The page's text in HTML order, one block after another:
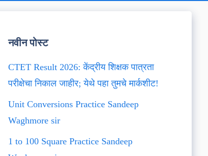
नवीन पोस्ट
CTET Result 2026: केंद्रीय शिक्षक पात्रता
परीक्षेचा निकाल जाहीर; येथे पहा तुमचे मार्कशीट!
Unit Conversions Practice Sandeep
Waghmore sir
1 to 100 Square Practice Sandeep